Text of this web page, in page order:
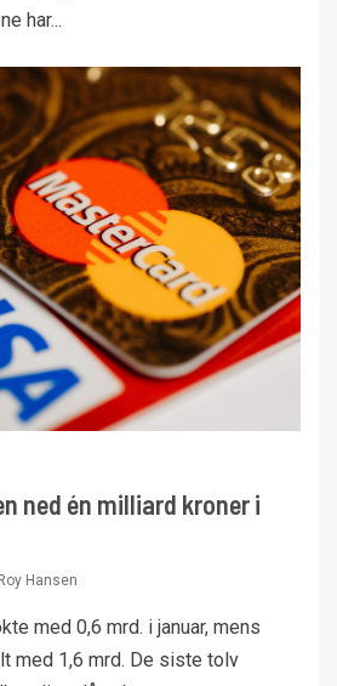
har...
ned én milliard kroner i
Roy Hansen
med 0,6 mrd. i januar, mens
med 1,6 mrd. De siste tolv